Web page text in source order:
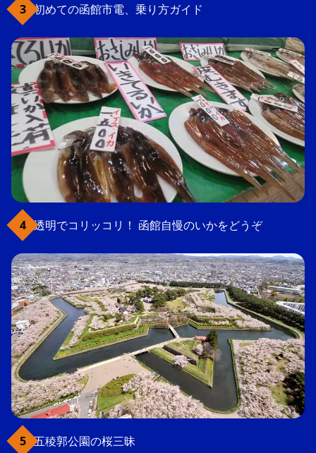
初めての函館市電、乗り方ガイド
透明でコリッコリ！ 函館自慢のいかをどうぞ
五稜郭公園の桜三昧